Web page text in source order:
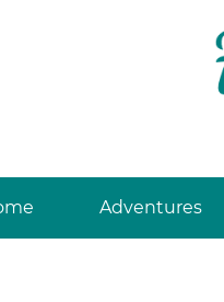
Adventures